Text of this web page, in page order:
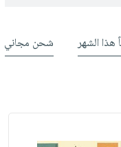
هذا الشهر شحن مجاني